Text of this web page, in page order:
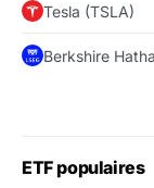
Tesla (TSLA)
Berkshire
ETF populaires